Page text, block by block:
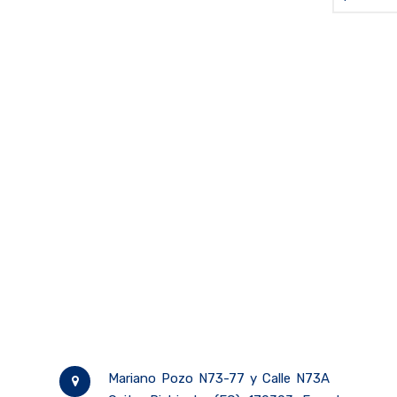
Mariano Pozo N73-77 y Calle N73A